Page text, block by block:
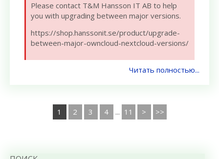
Please contact T&M Hansson IT AB to help
you with upgrading between major versions.
https://shop.hanssonit.se/product/upgrade-
between-major-owncloud-nextcloud-versions/
Читать полностью...
1 2 3 4 ... 11 > >>